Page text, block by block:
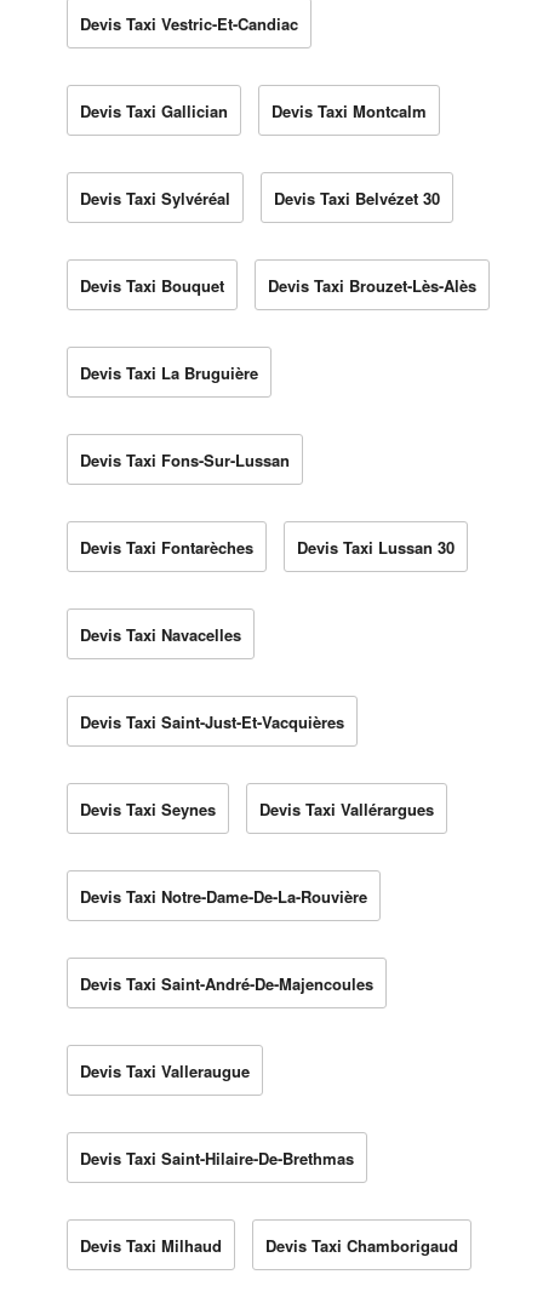
Devis Taxi Vestric-Et-Candiac
Devis Taxi Gallician Devis Taxi Montcalm
Devis Taxi Sylvéréal Devis Taxi Belvézet 30
Devis Taxi Bouquet Devis Taxi Brouzet-Lès-Alès
Devis Taxi La Bruguière
Devis Taxi Fons-Sur-Lussan
Devis Taxi Fontarèches Devis Taxi Lussan 30
Devis Taxi Navacelles
Devis Taxi Saint-Just-Et-Vacquières
Devis Taxi Seynes Devis Taxi Vallérargues
Devis Taxi Notre-Dame-De-La-Rouvière
Devis Taxi Saint-André-De-Majencoules
Devis Taxi Valleraugue
Devis Taxi Saint-Hilaire-De-Brethmas
Devis Taxi Milhaud Devis Taxi Chamborigaud